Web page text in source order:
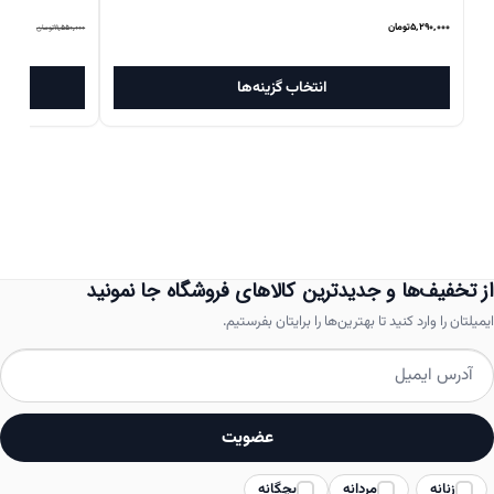
۵,۲۹۰,۰۰۰تومان
انتخاب گزینه‌ها
این
محصول
باشد.
ها
در
۱۱,۵۵۰,۰۰۰تومان
از تخفیف‌ها و جدیدترین کالاهای فروشگاه جا نمونید
ایمیلتان را وارد کنید تا بهترین‌ها را برایتان بفرستیم.
زنانه مردانه بچگانه
عضویت